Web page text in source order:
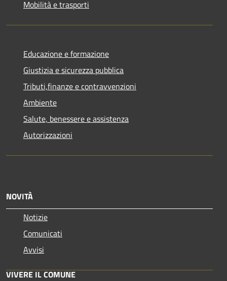
Mobilità e trasporti
Educazione e formazione
Giustizia e sicurezza pubblica
Tributi,finanze e contravvenzioni
Ambiente
Salute, benessere e assistenza
Autorizzazioni
NOVITÀ
Notizie
Comunicati
Avvisi
VIVERE IL COMUNE